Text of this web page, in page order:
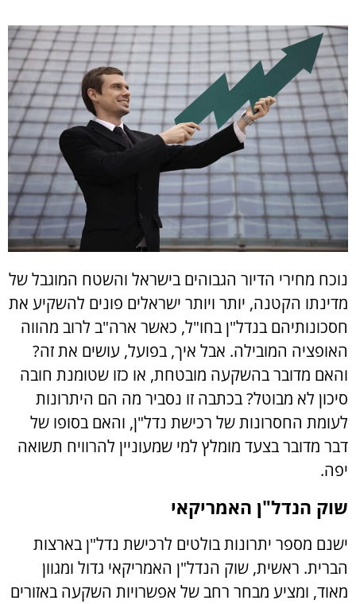
נוכח מחירי הדיור הגבוהים בישראל והשטח המוגבל של
מדינתו הקטנה, יותר ויותר ישראלים פונים להשקיע את
חסכונותיהם בנדל"ן בחו"ל, כאשר ארה"ב לרוב מהווה
האופציה המובילה. אבל איך, בפועל, עושים את זה?
והאם מדובר בהשקעה מובטחת, או כזו שטומנת חובה
סיכון לא מבוטל? בכתבה זו נסביר מה הם היתרונות
לעומת החסרונות של רכישת נדל"ן, והאם בסופו של
דבר מדובר בצעד מומלץ למי שמעוניין להרוויח תשואה
יפה.
שוק הנדל"ן האמריקאי
ישנם מספר יתרונות בולטים לרכישת נדל"ן בארצות
הברית. ראשית, שוק הנדל"ן האמריקאי גדול ומגוון
מאוד, ומציע מבחר רחב של אפשרויות השקעה באזורים